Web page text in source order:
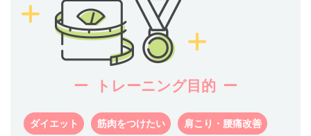
トレーニング目的
ダイエット 筋肉をつけたい 肩こり・腰痛改善